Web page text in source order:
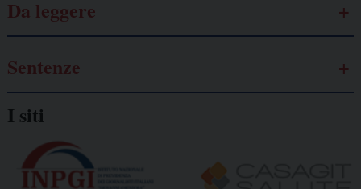
Da leggere
Sentenze
I siti